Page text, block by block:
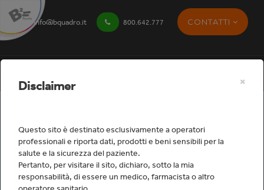
info@bquadro.it 800.642.777 CONTATTI
Studio
Disclaimer ×
Questo sito è destinato esclusivamente a operatori
professionali e riporta dati, prodotti e beni sensibili per la
salute e la sicurezza del paziente.
Pertanto, per visitare il sito, dichiaro, sotto la mia
responsabilità, di essere un medico, farmacista o altro